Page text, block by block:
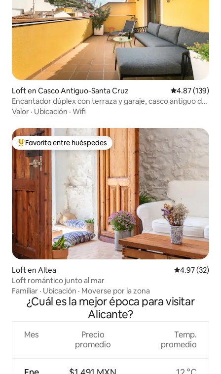
Loft en Casco Antiguo-Santa Cruz Calificación
4.87 (139)
Encantador dúplex con terraza y garaje, casco antiguo de
Alicante
Valor · Ubicación · Wifi
De los mejores en Favorito entre huéspedes
Favorito entre huéspedes
Loft en Altea Calificación
4.97 (32)
Loft romántico junto al mar
Familiar · Ubicación · Moverse por la zona
¿Cuál es la mejor época para visitar
Alicante?
Mes
Precio
promedio
Temp.
promedio